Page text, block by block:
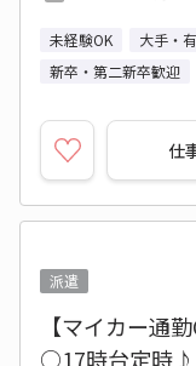
未経験OK 大手・
新卒・第二新卒歓迎
仕
派遣
【マイカー通
○17時台定時♪